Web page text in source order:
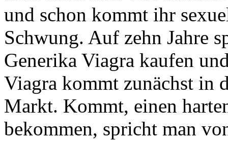
und schon kommt ihr
Schwung. Auf zehn Jahre
Generika Viagra kaufen
Viagra kommt zunächst in
Markt. Kommt, einen
bekommen, spricht man